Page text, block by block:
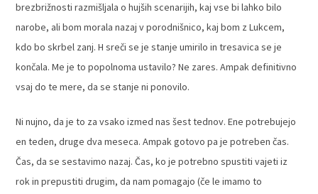
brezbrižnosti razmišljala o hujših scenarijih, kaj vse bi lahko bilo
narobe, ali bom morala nazaj v porodnišnico, kaj bom z Lukcem,
kdo bo skrbel zanj. H sreči se je stanje umirilo in tresavica se je
končala. Me je to popolnoma ustavilo? Ne zares. Ampak definitivno
vsaj do te mere, da se stanje ni ponovilo.
Ni nujno, da je to za vsako izmed nas šest tednov. Ene potrebujejo
en teden, druge dva meseca. Ampak gotovo pa je potreben čas.
Čas, da se sestavimo nazaj. Čas, ko je potrebno spustiti vajeti iz
rok in prepustiti drugim, da nam pomagajo (če le imamo to